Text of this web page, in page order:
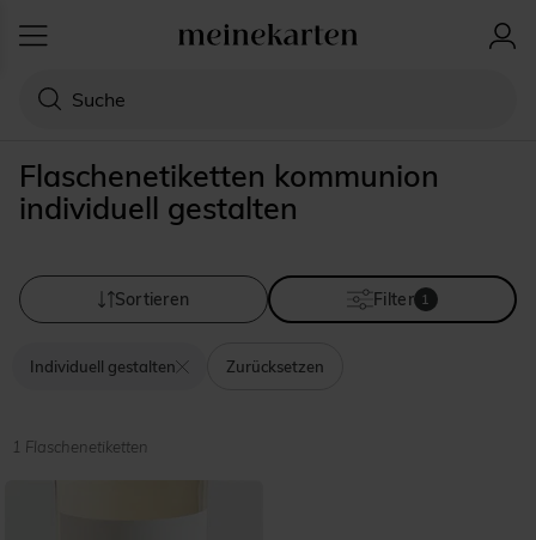
Flaschenetiketten kommunion
individuell gestalten
Sortieren Filter 1
Individuell gestalten Zurücksetzen
1 Flaschenetiketten